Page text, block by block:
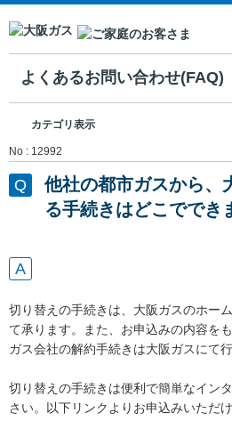
よくあるお問い合わせ(FAQ)
カテゴリ表示
No : 12992
他社の都市ガスから、
る手続きはどこででき
切り替えの手続きは、大阪ガスのホー
て承ります。また、お申込みの内容を
ガス会社の解約手続きは大阪ガスにて行
切り替えの手続きは便利で簡単なイン
さい。以下リンクよりお申込みいただけ